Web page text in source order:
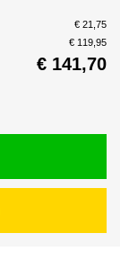
€ 21,75
€ 119,95
€ 141,70